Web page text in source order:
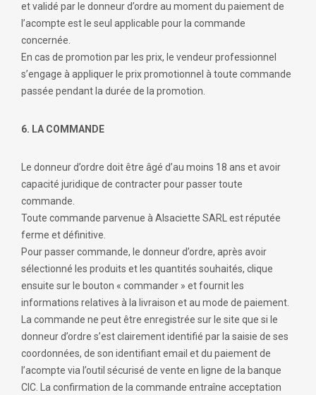
et validé par le donneur d’ordre au moment du paiement de
l’acompte est le seul applicable pour la commande
concernée.
En cas de promotion par les prix, le vendeur professionnel
s’engage à appliquer le prix promotionnel à toute commande
passée pendant la durée de la promotion.
6. LA COMMANDE
Le donneur d’ordre doit être âgé d’au moins 18 ans et avoir
capacité juridique de contracter pour passer toute
commande.
Toute commande parvenue à Alsaciette SARL est réputée
ferme et définitive.
Pour passer commande, le donneur d’ordre, après avoir
sélectionné les produits et les quantités souhaités, clique
ensuite sur le bouton « commander » et fournit les
informations relatives à la livraison et au mode de paiement.
La commande ne peut être enregistrée sur le site que si le
donneur d’ordre s’est clairement identifié par la saisie de ses
coordonnées, de son identifiant email et du paiement de
l’acompte via l’outil sécurisé de vente en ligne de la banque
CIC. La confirmation de la commande entraîne acceptation